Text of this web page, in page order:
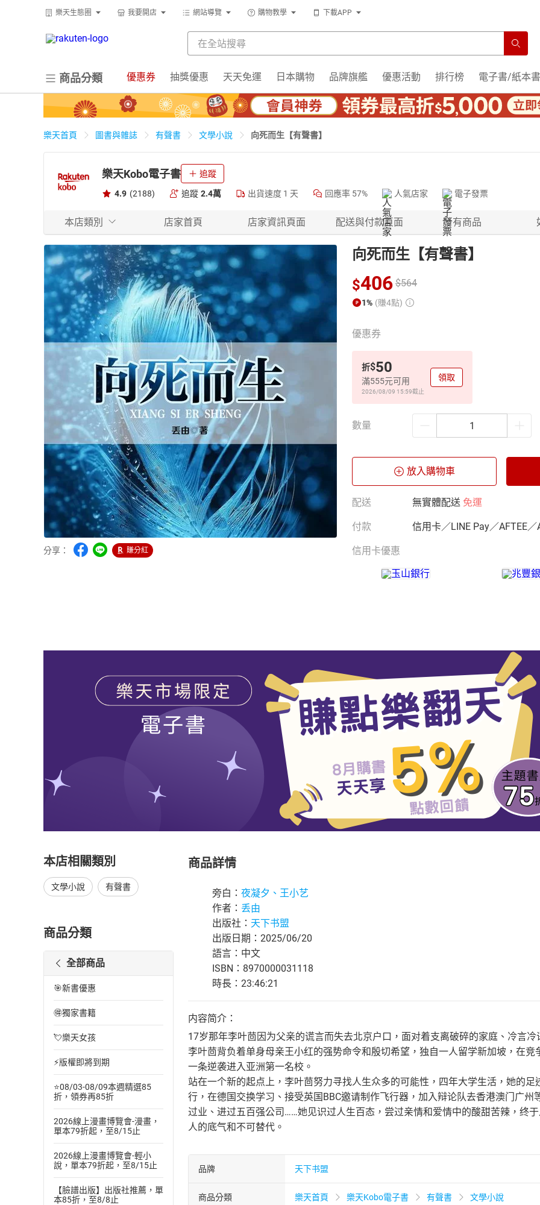
樂天生態圈 我要開店 網站導覽 購物教學 下載APP
商品分類 優惠券 抽獎優惠 天天免運 日本購物 品牌旗艦 優惠活動 排行榜 電子書/紙本書
樂天首頁 圖書與雜誌 有聲書 文學小說 向死而生【有聲書】
樂天Kobo電子書 追蹤
4.9 (2188) 追蹤 2.4萬 出貨速度 1 天 回應率 57% 人氣店家 電子發票
本店類別 店家首頁 店家資訊頁面 配送與付款頁面 所有商品
分享： 賺分紅
向死而生【有聲書】
$406 $564
1% (賺4點)
優惠券
折$50
滿555元可用
2026/08/09 15:59截止
領取
數量
放入購物車
配送 無實體配送 免運
付款 信用卡／LINE Pay／AFTEE／
信用卡優惠
本店相關類別
文學小說 有聲書
商品分類
全部商品
🎯新書優惠
🉐獨家書籍
💘樂天女孩
⚡版權即將到期
⭐08/03-08/09本週精選85
折，領券再85折
2026線上漫畫博覽會-漫畫，
單本79折起，至8/15止
2026線上漫畫博覽會-輕小
說，單本79折起，至8/15止
【臉譜出版】出版社推薦，單
本85折，至8/8止
商品詳情
旁白： 夜凝夕、王小艺
作者： 丢由
出版社： 天下书盟
出版日期：2025/06/20
語言：中文
ISBN：8970000031118
時長：23:46:21
内容简介：
17岁那年李叶茴因为父亲的谎言而失去北京户口，面对着支离破碎的家庭、冷言
李叶茴背负着单身母亲王小红的强势命令和殷切希望，独自一人留学新加坡，在
一条逆袭进入亚洲第一名校。
站在一个新的起点上，李叶茴努力寻找人生众多的可能性，四年大学生活，她的
行，在德国交换学习、接受英国BBC邀请制作飞行器，加入辩论队去香港澳门广
过业、进过五百强公司……她见识过人生百态，尝过亲情和爱情中的酸甜苦辣，终
人的底气和不可替代。
品牌 天下书盟
商品分類 樂天首頁 樂天Kobo電子書 有聲書 文學小說